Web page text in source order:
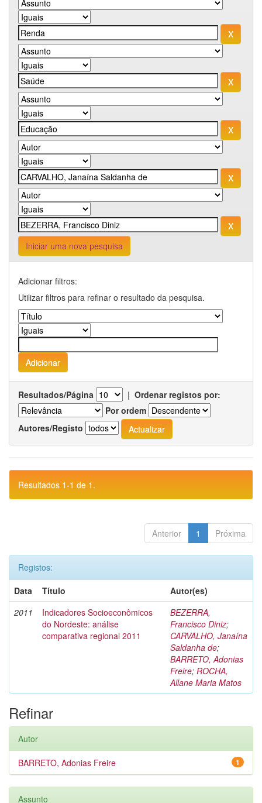
Iniciar uma nova pesquisa
Adicionar filtros:
Utilizar filtros para refinar o resultado da pesquisa.
Resultados/Página | Ordenar registos por:
Por ordem
Autores/Registo
Resultados 1-1 de 1.
Anterior 1 Próxima
Registos:
Data
Título
Autor(es)
2011
Indicadores Socioeconômicos
do Nordeste: análise
comparativa regional 2011
BEZERRA,
Francisco Diniz;
CARVALHO, Janaína
Saldanha de;
BARRETO, Adonias
Freire; ROCHA,
Allane Maria Matos
Refinar
Autor
1
BARRETO, Adonias Freire
Assunto